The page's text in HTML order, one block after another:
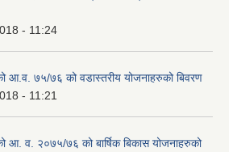
- 11:24
आ.व. ७५/७६ को वडास्तरीय योजनाहरुको बिवरण
- 11:21
आ. व. २०७५/७६ को बार्षिक बिकास योजनाहरुको